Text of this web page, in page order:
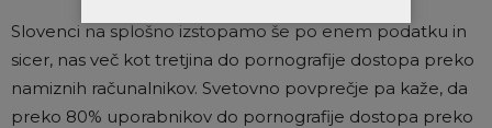
Slovenci na splošno izstopamo še po enem podatku in
sicer, nas več kot tretjina do pornografije dostopa preko
namiznih računalnikov. Svetovno povprečje pa kaže, da
preko 80% uporabnikov do pornografije dostopa preko